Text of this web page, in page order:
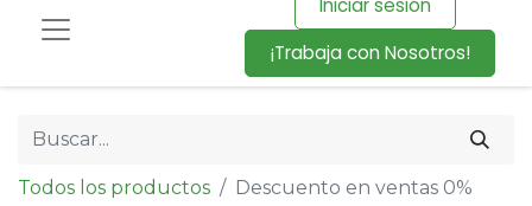
Iniciar sesión
¡Trabaja con Nosotros!
Todos los productos Descuento en ventas 0%